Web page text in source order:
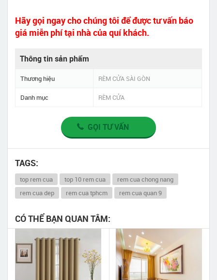
Hãy gọi ngay cho chúng tôi để được tư vấn báo
giá miễn phí tại nhà của quí khách.
Thông tin sản phẩm
Thương hiệu RÈM CỬA SÀI GÒN
Danh mục RÈM CỬA
GỌI TƯ VẤN
TAGS:
top rem cua top 10 rem cua
rem cua chong nang
rem cua dep
rem cua tphcm rem cua quan 9
CÓ THỂ BẠN QUAN TÂM: